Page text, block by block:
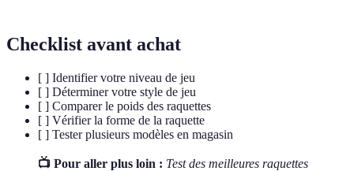
Checklist avant achat
[ ] Identifier votre niveau de jeu
[ ] Déterminer votre style de jeu
[ ] Comparer le poids des raquettes
[ ] Vérifier la forme de la raquette
[ ] Tester plusieurs modèles en magasin
📺 Pour aller plus loin : Test des meilleures raquettes